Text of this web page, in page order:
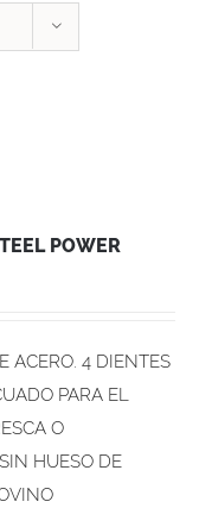
POWER
ACERO. 4 DIENTES
PARA EL
O
HUESO DE